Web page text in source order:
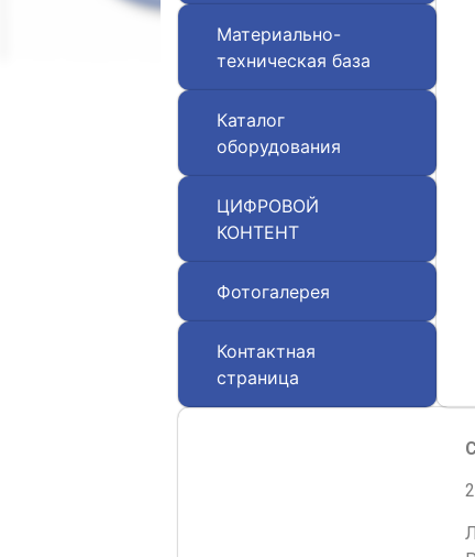
Материально-
техническая база
Каталог
оборудования
ЦИФРОВОЙ
КОНТЕНТ
Фотогалерея
Контактная
страница